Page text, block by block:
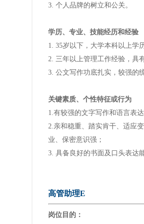
3. 个人品牌的树立和公关。
学历、专业、技能经历和经验
1. 35岁以下，大学本科以上学
2. 三年以上管理工作经验，具
3. 公文写作功底扎实，较强的
关键素质、个性特征或行为
1.有较强的文字写作和语言表
2.亲和稳重、踏实肯干、适应
业、保密意识强；
3. 具备良好的书面及口头表达
高管助理E
岗位目的：